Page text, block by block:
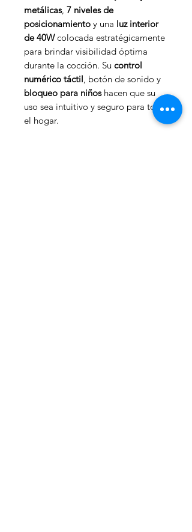
metálicas, 7 niveles de
posicionamiento y una luz interior
de 40Wcolocada estratégicamente
para brindar visibilidad óptima
durante la cocción. Su control
numérico táctil, botón de sonido y
bloqueo para niñoshacen que su
uso sea intuitivo y seguro para todo
el hogar.